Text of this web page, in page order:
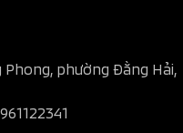
phường Đằng Hải,